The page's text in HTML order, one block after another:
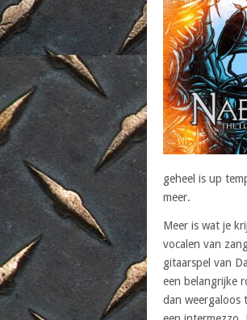
geheel is up
meer.
Meer is wat je
vocalen van
gitaarspel van
een belangrijke
dan weergaloos